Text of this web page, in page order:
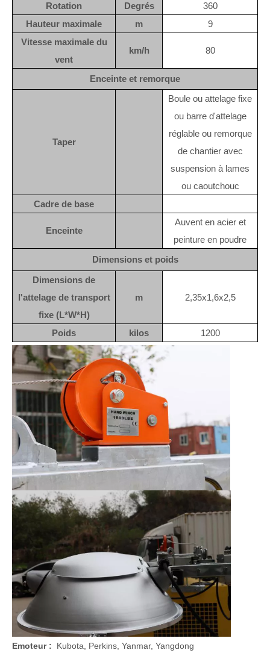
Rotation Degrés
360
Hauteur maximale
m
9
Vitesse maximale du
vent
km/h 80
Enceinte et remorque
Taper
Boule ou attelage fixe
ou barre d'attelage
réglable ou remorque
de chantier avec
suspension à lames
ou caoutchouc
Cadre de base
Enceinte
Auvent en acier et
peinture en poudre
Dimensions et poids
Dimensions de
l'attelage de transport
fixe (L*W*H)
m 2,35x1,6x2,5
Poids kilos 1200
Emoteur : Kubota, Perkins, Yanmar, Yangdong